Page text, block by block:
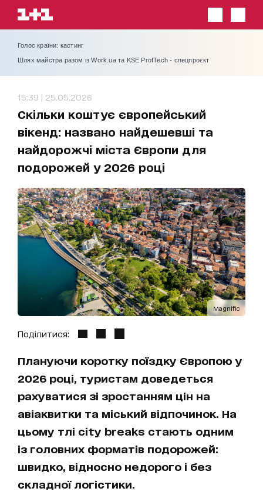
Голос країни: кастинг
Шлях майстра разом із Work.ua та KSE ProfTech - спецпроєкт
15:39 | 25.05.2026
Скільки коштує європейський
вікенд: названо найдешевші та
найдорожчі міста Європи для
подорожей у 2026 році
Magnific
Поділитися:
Плануючи коротку поїздку Європою у
2026 році, туристам доведеться
рахуватися зі зростанням цін на
авіаквитки та міський відпочинок. На
цьому тлі city breaks стають одним
із головних форматів подорожей:
швидко, відносно недорого і без
складної логістики.